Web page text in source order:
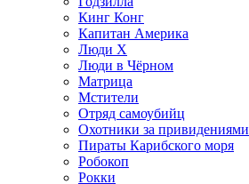
Кинг Конг
Капитан Америка
Люди X
Люди в Чёрном
Матрица
Мстители
Отряд самоубийц
Охотники за привидениями
Пираты Карибского моря
Робокоп
Рокки